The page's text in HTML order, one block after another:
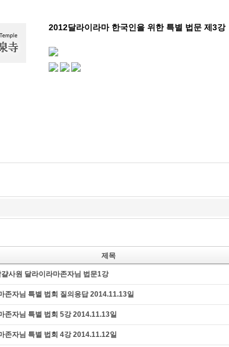
법성게
보살37수행법
2012달라이라마 한국인을 위한 특별 법문 제3강
제목
사원 달라이라마존자님 법문1강
존자님 특별 법회 질의응답 2014.11.13일
존자님 특별 법회 5강 2014.11.13일
존자님 특별 법회 4강 2014.11.12일